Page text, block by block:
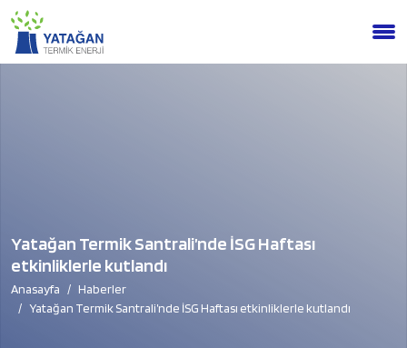
Yatağan Termik Santrali’nde İSG Haftası
etkinliklerle kutlandı
Anasayfa
Haberler
Yatağan Termik Santrali’nde İSG Haftası etkinliklerle kutlandı